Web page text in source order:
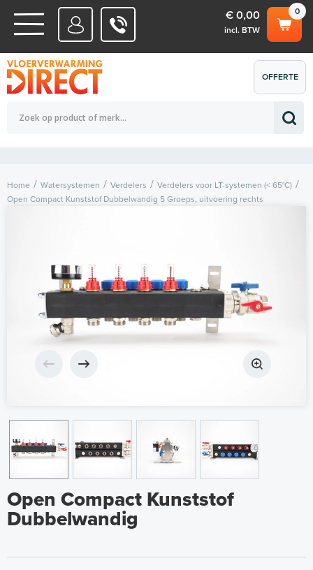
WATERSYSTEMEN
ELEKTRISCHE SYSTEMEN
0
€ 0,00
incl. BTW
Totaalbedrag (incl. BTW) € 0,00
OFFERTE
AANVRAGEN
Home Watersystemen Verdelers
Verdelers voor LT-systemen (< 65°C)
Open Compact Kunststof Dubbelwandig 5 Groeps, uitvoering rechts
Open Compact Kunststof
Dubbelwandig